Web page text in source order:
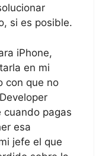
si es posible.
iPhone,
en mi
con que no
cuando pagas
esa
jefe el que